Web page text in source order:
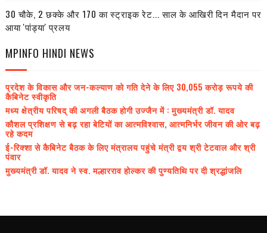
30 चौके, 2 छक्के और 170 का स्ट्राइक रेट... साल के आखिरी दिन मैदान पर
आया 'पांड्या' प्रलय
MPINFO HINDI NEWS
प्रदेश के विकास और जन-कल्याण को गति देने के लिए 30,055 करोड़ रूपये की
कैबिनेट स्वीकृति
मध्य क्षेत्रीय परिषद् की अगली बैठक होगी उज्जैन में : मुख्यमंत्री डॉ. यादव
कौशल प्रशिक्षण से बढ़ रहा बेटियों का आत्मविश्वास, आत्मनिर्भर जीवन की ओर बढ़
रहे कदम
ई-रिक्शा से कैबिनेट बैठक के लिए मंत्रालय पहुंचे मंत्री द्वय श्री टेटवाल और श्री
पंवार
मुख्यमंत्री डॉ. यादव ने स्व. मल्हारराव होल्कर की पुण्यतिथि पर दी श्रद्धांजलि